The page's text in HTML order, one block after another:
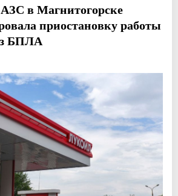
в Магнитогорске
приостановку работы
БПЛА